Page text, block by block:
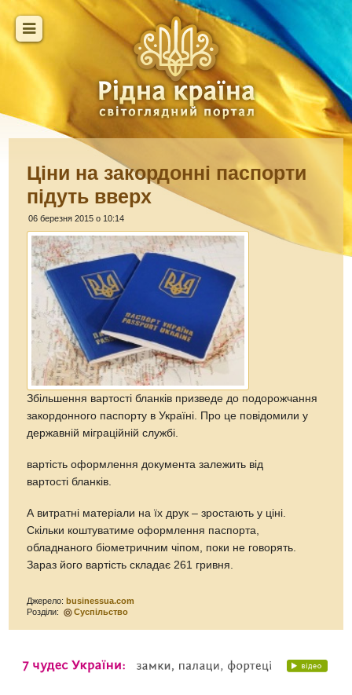
Ціни на закордонні паспорти
підуть вверх
06 березня 2015 о 10:14
Збільшення вартості бланків призведе до подорожчання
закордонного паспорту в Україні. Про це повідомили у
державній міграційній службі.
вартість оформлення документа залежить від
вартості бланків.
А витратні матеріали на їх друк – зростають у ціні.
Скільки коштуватиме оформлення паспорта,
обладнаного біометричним чіпом, поки не говорять.
Зараз його вартість складає 261 гривня.
Джерело:businessua.com
Розділи:
Суспільство